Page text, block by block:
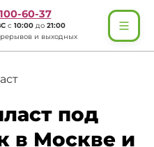
60-37
с 10:00 до 21:00
и выходных
под
в Москве и